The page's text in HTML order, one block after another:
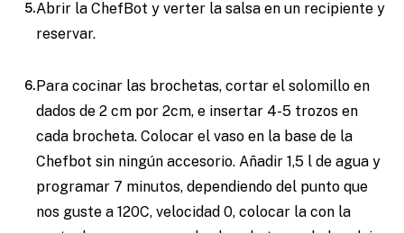
Abrir la ChefBot y verter la salsa en un recipiente y
reservar.
Para cocinar las brochetas, cortar el solomillo en
dados de 2 cm por 2cm, e insertar 4-5 trozos en
cada brocheta. Colocar el vaso en la base de la
Chefbot sin ningún accesorio. Añadir 1,5 l de agua y
programar 7 minutos, dependiendo del punto que
nos guste a 120C, velocidad 0, colocar la con la